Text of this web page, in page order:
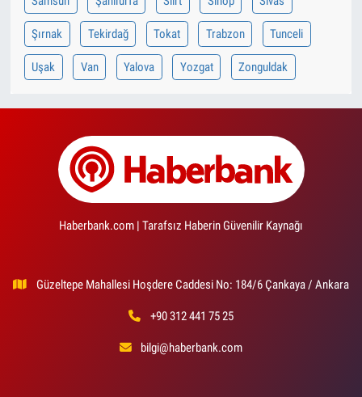
Şırnak Tekirdağ Tokat Trabzon Tunceli
Uşak Van Yalova Yozgat Zonguldak
Haberbank.com | Tarafsız Haberin Güvenilir Kaynağı
Güzeltepe Mahallesi Hoşdere Caddesi No: 184/6 Çankaya / Ankara
+90 312 441 75 25
bilgi@haberbank.com